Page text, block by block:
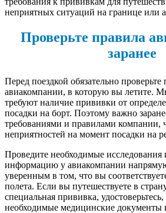
неприятных ситуаций на границе или
Проверьте правила
заранее
Перед поездкой обязательно проверьте
авиакомпании, в которую вы летите.
требуют наличие прививки от
посадки на борт. Поэтому важно
требованиями и правилами компании,
неприятностей на момент посадки на
Проведите необходимые исследования
информацию у авиакомпании
уверенным в том, что вы
полета. Если вы путешествуете в
специальная прививка, удостоверьтесь,
необходимые медицинские документы